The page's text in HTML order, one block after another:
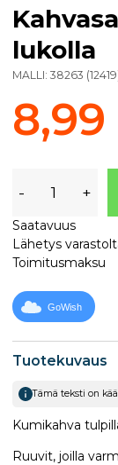
Tuotekuvaus
Tämä teksti on
Kumikahva
Ruuvit, joilla
lukolla
MALLI: 38263 (12419
- +
Saatavuus
Lähetys
Toimitusmaksu
GoWish